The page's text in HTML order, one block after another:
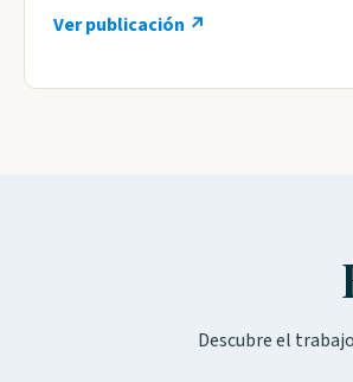
Ver publicación ↗
Descubre el